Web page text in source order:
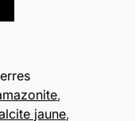
,
jaune,